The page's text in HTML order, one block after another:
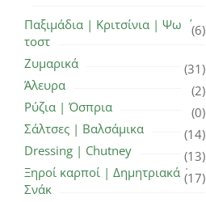
Παξιμάδια | Κριτσίνια | Ψωμί
τοστ
(6)
Ζυμαρικά
(31)
Άλευρα
(2)
Ρύζια | Όσπρια
(0)
Σάλτσες | Βαλσάμικα
(14)
Dressing | Chutney
(13)
Ξηροί καρποί | Δημητριακά |
Σνάκ
(17)